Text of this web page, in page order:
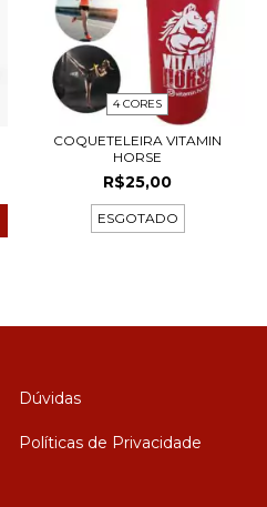
4 CORES
COQUETELEIRA VITAMIN
HORSE
R$25,00
ESGOTADO
Dúvidas
Políticas de Privacidade